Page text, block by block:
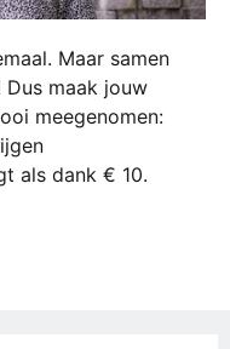
Maar samen
maak jouw
meegenomen:
als dank € 10.